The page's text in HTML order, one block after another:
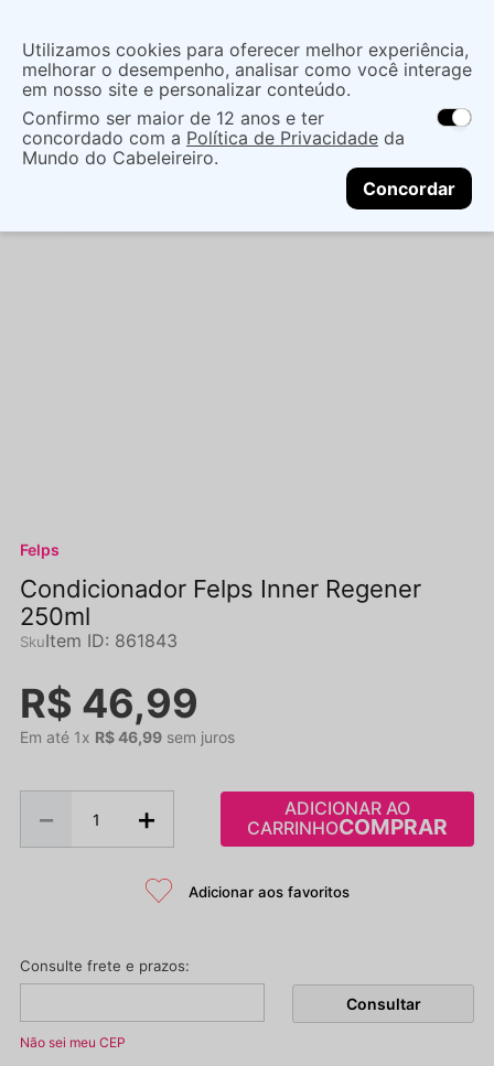
localização
As ofertas e opções de entrega variam de
acordo com a região.Não sei meu CEP
CONTINUAR
O que você procura?
Cabelo Marcas Tradicionais
Condicionador
CONDICIONADOR FELPS INNER REGENER 250ML
Felps
Condicionador Felps Inner Regener
250ml
Item ID: 861843
R$ 46,99
Em até 1x R$46,99 sem juros
＋
－
ADICIONAR AO
CARRINHO
Não sei meu CEP
Utilizamos cookies para oferecer melhor experiência,
melhorar o desempenho, analisar como você interage
em nosso site e personalizar conteúdo.
Confirmo ser maior de 12 anos e ter
concordado com a Política de Privacidade da
Mundo do Cabeleireiro.
Concordar